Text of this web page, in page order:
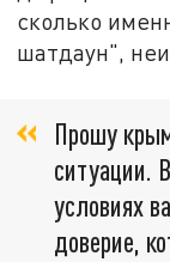
сколько
шатдаун",
Прошу
ситуации.
условиях
доверие,